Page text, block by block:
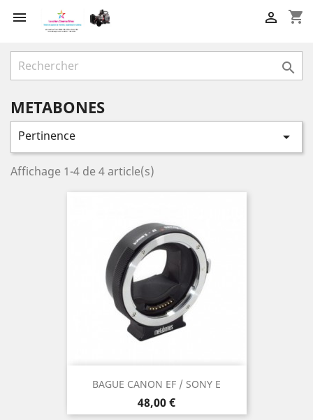
 shopping_cart


METABONES
Pertinence 
Affichage 1-4 de 4 article(s)
BAGUE CANON EF / SONY E
Prix
48,00 €